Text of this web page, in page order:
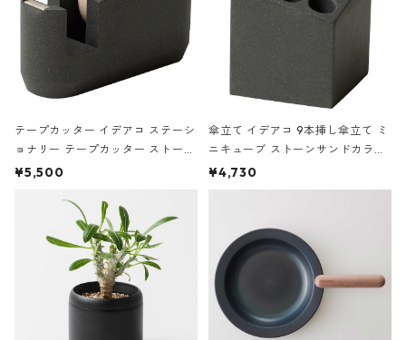
テープカッター イデアコ ステーシ
ョナリー テープカッター ストーン
サンドカラー 石調 ideaco Station
¥5,500
傘立て イデアコ 9本挿し傘立て ミ
ニキューブ ストーンサンドカラー
石調 ideaco Umbrella Stand CUB
E ストーンサンドブラック
¥4,730